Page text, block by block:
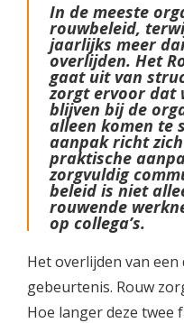
In de meeste
rouwbeleid,
jaarlijks meer
overlijden. Het
gaat uit van
zorgt ervoor dat
blijven bij de
alleen komen te
aanpak richt
praktische
zorgvuldig
beleid is niet
rouwende
op collega’s.
Het overlijden van
gebeurtenis. Rouw
Hoe langer deze twee